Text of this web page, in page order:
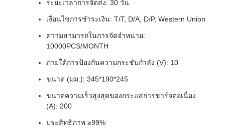
ระยะเวลาการจัดส่ง: 30 วัน
เงื่อนไขการชําระเงิน: T/T, D/A, D/P, Western Union
ความสามารถในการจัดจําหน่าย:
10000PCS/MONTH
ภายใต้การป้องกันความกระชับกําลัง (V): 10
ขนาด (มม.): 345*190*245
ขนาดความเร็วสูงสุดของกระแสการชาร์จต่อเนื่อง
(A): 200
ประสิทธิภาพ ≥99%